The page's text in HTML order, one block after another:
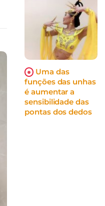
Uma das
funções das unhas
é aumentar a
sensibilidade das
pontas dos dedos